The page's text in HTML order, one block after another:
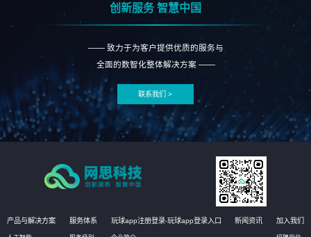
创新服务 智慧中国
—— 致力于为客户提供优质的服务与
全面的数智化整体解决方案 ——
联系我们 >
产品与解决方案 服务体系 玩球app注册登录-玩球app登录入口 新闻资讯 加入我们